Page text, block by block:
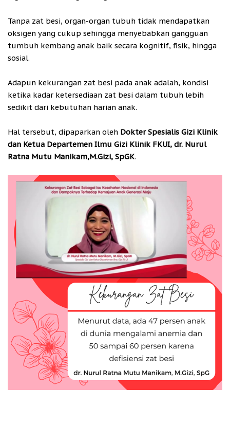
Tanpa zat besi, organ-organ tubuh tidak mendapatkan
oksigen yang cukup sehingga menyebabkan gangguan
tumbuh kembang anak baik secara kognitif, fisik, hingga
sosial.
Adapun kekurangan zat besi pada anak adalah, kondisi
ketika kadar ketersediaan zat besi dalam tubuh lebih
sedikit dari kebutuhan harian anak.
Hal tersebut, dipaparkan oleh Dokter Spesialis Gizi Klinik
dan Ketua Departemen Ilmu Gizi Klinik FKUI, dr. Nurul
Ratna Mutu Manikam,M.Gizi, SpGK.